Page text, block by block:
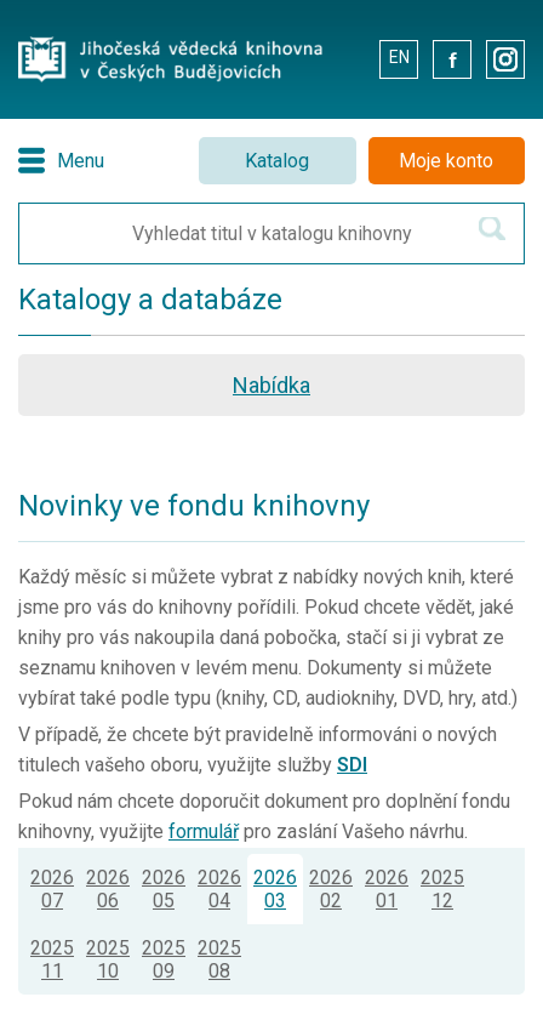
EN . .
Menu Katalog Moje konto
Katalogy a databáze
Nabídka
Novinky ve fondu knihovny
Každý měsíc si můžete vybrat z nabídky nových knih, které
jsme pro vás do knihovny pořídili. Pokud chcete vědět, jaké
knihy pro vás nakoupila daná pobočka, stačí si ji vybrat ze
seznamu knihoven v levém menu. Dokumenty si můžete
vybírat také podle typu (knihy, CD, audioknihy, DVD, hry, atd.)
V případě, že chcete být pravidelně informováni o nových
titulech vašeho oboru, využijte služby SDI
Pokud nám chcete doporučit dokument pro doplnění fondu
knihovny, využijte formulářpro zaslání Vašeho návrhu.
2026
07
2026
06
2026
05
2026
04
2026
03
2026
02
2026
01
2025
12
2025
11
2025
10
2025
09
2025
08